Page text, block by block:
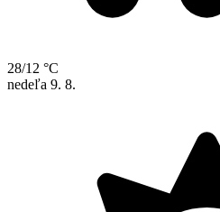
28/12 °C
nedeľa 9. 8.